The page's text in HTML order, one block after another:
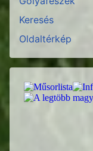
Keresés
Oldaltérkép